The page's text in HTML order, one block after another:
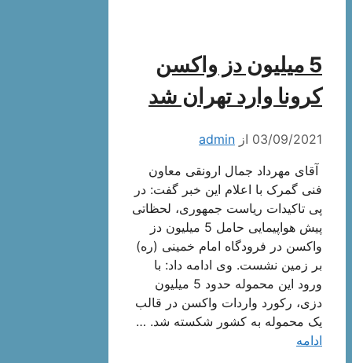
5 میلیون دز واکسن
کرونا وارد تهران شد
03/09/2021 از admin
آقای مهرداد جمال ارونقی معاون
فنی گمرک با اعلام این خبر گفت: در
پی تاکیدات ریاست جمهوری، لحظاتی
پیش هواپیمایی حامل 5 میلیون دز
واکسن در فرودگاه امام خمینی (ره)
بر زمین نشست. وی ادامه داد: با
ورود این محموله حدود 5 میلیون
دزی، رکورد واردات واکسن در قالب
یک محموله به کشور شکسته شد. …
ادامه